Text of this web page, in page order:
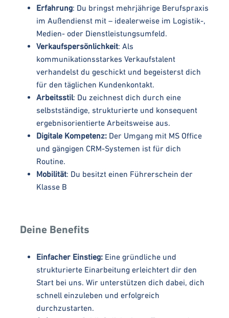
Erfahrung: Du bringst mehrjährige Berufspraxis
im Außendienst mit – idealerweise im Logistik-,
Medien- oder Dienstleistungsumfeld.
Verkaufspersönlichkeit: Als
kommunikationsstarkes Verkaufstalent
verhandelst du geschickt und begeisterst dich
für den täglichen Kundenkontakt.
Arbeitsstil: Du zeichnest dich durch eine
selbstständige, strukturierte und konsequent
ergebnisorientierte Arbeitsweise aus.
Digitale Kompetenz: Der Umgang mit MS Office
und gängigen CRM-Systemen ist für dich
Routine.
Mobilität: Du besitzt einen Führerschein der
Klasse B
Deine Benefits
Einfacher Einstieg: Eine gründliche und
strukturierte Einarbeitung erleichtert dir den
Start bei uns. Wir unterstützen dich dabei, dich
schnell einzuleben und erfolgreich
durchzustarten.